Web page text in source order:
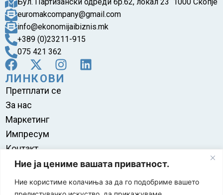
Ние ја цениме вашата приватност.
Ние користиме колачиња за да го подобриме вашето
euromakcompany@gmail.com
info@ekonomijaibiznis.mk
+389 (0)23211-915
075 421 362
ЛИНКОВИ
Претплати се
За нас
Маркетинг
Импресум
Контакт
Правила на користење